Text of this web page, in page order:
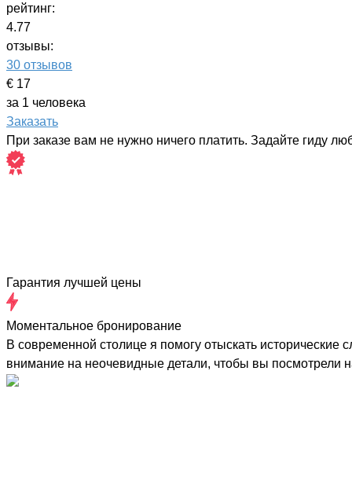
рейтинг:
4.77
отзывы:
30 отзывов
€ 17
за 1 человека
Заказать
При заказе вам не нужно ничего платить. Задайте гиду
Гарантия лучшей цены
Моментальное бронирование
В современной столице я помогу отыскать
внимание на неочевидные детали, чтобы вы посмотрели